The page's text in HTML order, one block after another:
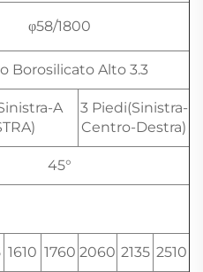
φ58/1800
Borosilicato Alto 3.3
A
3 Piedi(Sinistra-
Centro-Destra)
45°
1610 1760 2060 2135 2510